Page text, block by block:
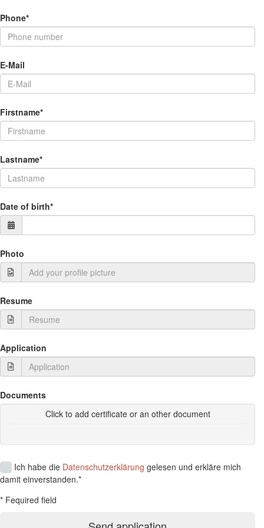
Phone*
E-Mail
Firstname*
Lastname*
Date of birth*
Photo
Resume
Application
Documents
Click to add certificate or an other document
Ich habe die Datenschutzerklärung gelesen und erkläre mich
damit einverstanden.*
* Fequired field